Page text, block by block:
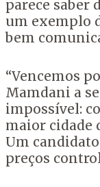
parece saber
um exemplo
bem
“Vencemos
Mamdani a
impossível:
maior cidade
Um
preços